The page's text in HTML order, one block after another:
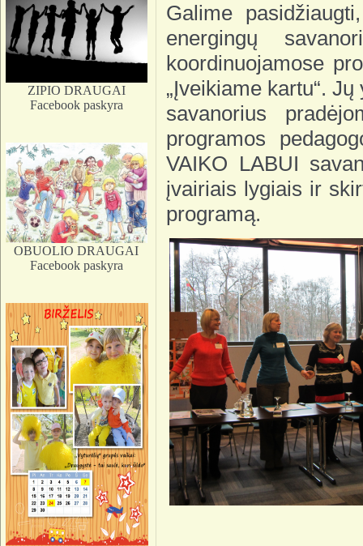
ZIPIO DRAUGAI
Facebook paskyra
OBUOLIO DRAUGAI
Facebook paskyra
Galime
energingų
koordinuojamose
„Įveikiame kartu“.
savanorius
programos
VAIKO LABUI
įvairiais lygiais ir
programą.